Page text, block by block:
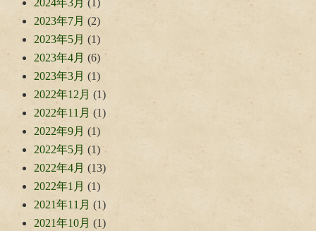
2024年3月 (1)
2023年7月 (2)
2023年5月 (1)
2023年4月 (6)
2023年3月 (1)
2022年12月 (1)
2022年11月 (1)
2022年9月 (1)
2022年5月 (1)
2022年4月 (13)
2022年1月 (1)
2021年11月 (1)
2021年10月 (1)